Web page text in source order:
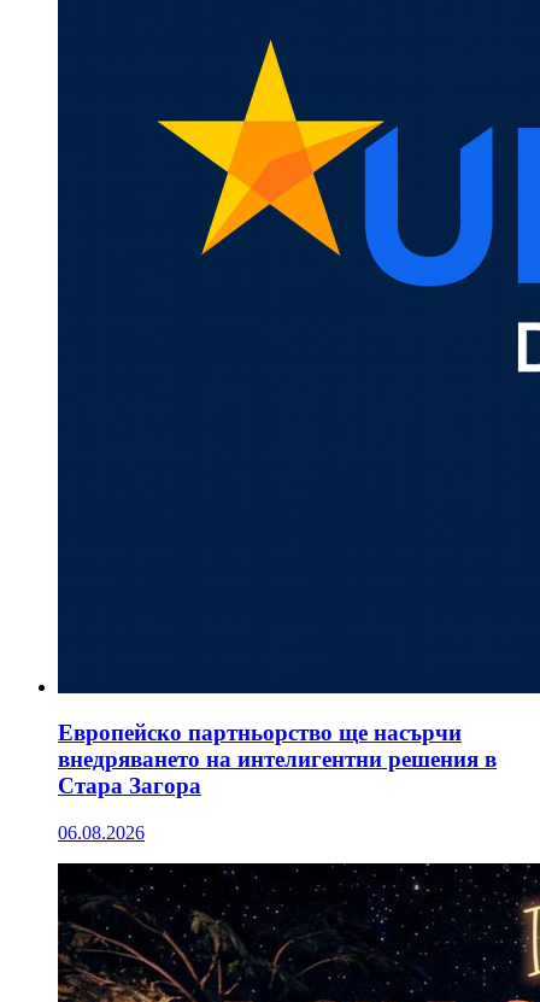
Европейско партньорство ще насърчи
внедряването на интелигентни решения в
Стара Загора
06.08.2026